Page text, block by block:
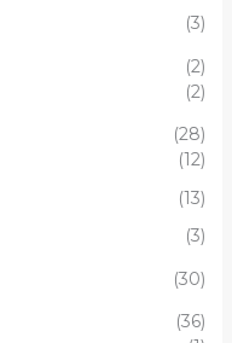
(3)
(2)
(2)
(28)
(12)
(13)
(3)
(30)
(36)